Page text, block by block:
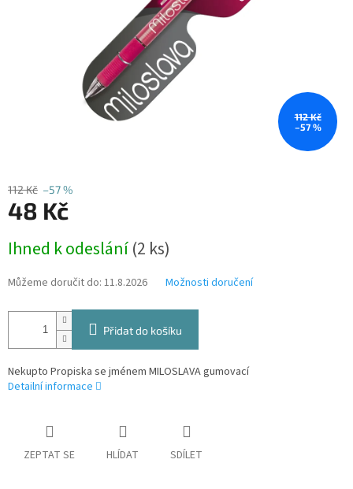
112 Kč
–57 %
112 Kč –57 %
48 Kč
cena:
Ihned k odeslání(2 ks)
Můžeme doručit do: 11.8.2026 Možnosti doručení
Přidat do košíku
Nekupto Propiska se jménem MILOSLAVA gumovací
Detailní informace
ZEPTAT SE HLÍDAT SDÍLET